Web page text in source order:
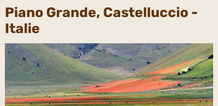
Piano Grande, Castelluccio -
Italie